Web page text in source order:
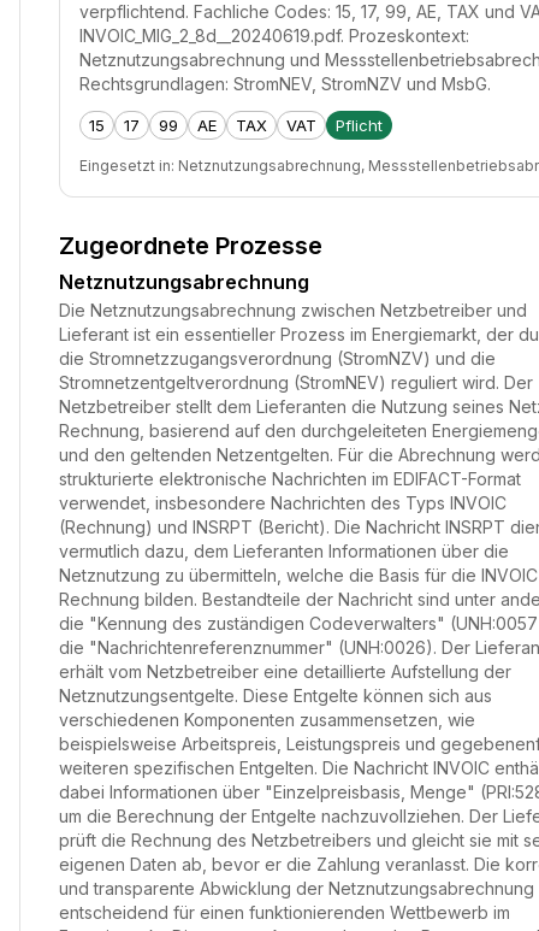
verpflichtend. Fachliche Codes: 15, 17, 99, AE, TAX und
INVOIC_MIG_2_8d__20240619.pdf. Prozeskontext:
Netznutzungsabrechnung und
Rechtsgrundlagen: StromNEV, StromNZV und MsbG.
15 17 99 AE TAX VAT Pflicht
Eingesetzt in: Netznutzungsabrechnung,
Zugeordnete Prozesse
Netznutzungsabrechnung
Die Netznutzungsabrechnung zwischen Netzbetreiber und
Lieferant ist ein essentieller Prozess im Energiemarkt, der
die Stromnetzzugangsverordnung (StromNZV) und die
Stromnetzentgeltverordnung (StromNEV) reguliert wird. Der
Netzbetreiber stellt dem Lieferanten die Nutzung seines
Rechnung, basierend auf den durchgeleiteten
und den geltenden Netzentgelten. Für die Abrechnung
strukturierte elektronische Nachrichten im EDIFACT-Format
verwendet, insbesondere Nachrichten des Typs INVOIC
(Rechnung) und INSRPT (Bericht). Die Nachricht INSRPT
vermutlich dazu, dem Lieferanten Informationen über die
Netznutzung zu übermitteln, welche die Basis für die
Rechnung bilden. Bestandteile der Nachricht sind unter
die "Kennung des zuständigen Codeverwalters"
die "Nachrichtenreferenznummer" (UNH:0026). Der
erhält vom Netzbetreiber eine detaillierte Aufstellung der
Netznutzungsentgelte. Diese Entgelte können sich aus
verschiedenen Komponenten zusammensetzen, wie
beispielsweise Arbeitspreis, Leistungspreis und
weiteren spezifischen Entgelten. Die Nachricht INVOIC
dabei Informationen über "Einzelpreisbasis, Menge"
um die Berechnung der Entgelte nachzuvollziehen. Der
prüft die Rechnung des Netzbetreibers und gleicht sie mit
eigenen Daten ab, bevor er die Zahlung veranlasst. Die
und transparente Abwicklung der Netznutzungsabrechnung
entscheidend für einen funktionierenden Wettbewerb im